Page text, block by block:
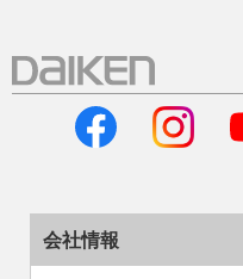
会社情報